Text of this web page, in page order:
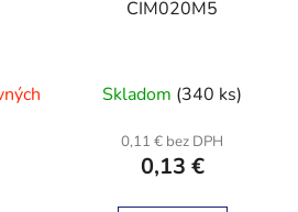
CIM020M5
Skladom (340 ks)
0,11 € bez DPH
0,13 €